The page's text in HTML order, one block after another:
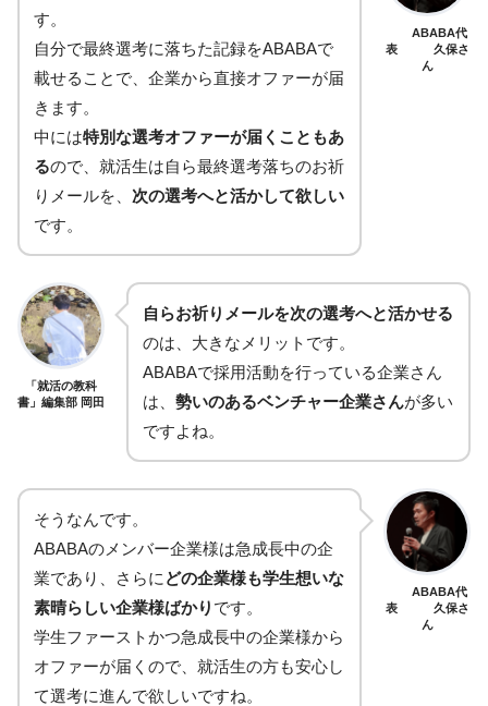
す。
自分で最終選考に落ちた記録をABABAで
載せることで、企業から直接オファーが届
きます。
中には特別な選考オファーが届くこともあ
るので、就活生は自ら最終選考落ちのお祈
りメールを、 次の選考へと活かして欲しい
です。
ABABA代
表 久保さ
ん
「就活の教科
書」編集部 岡田
自らお祈りメールを次の選考へと活かせる
のは、大きなメリットです。
ABABAで採用活動を行っている企業さん
は、 勢いのあるベンチャー企業さんが多い
ですよね。
そうなんです。
ABABAのメンバー企業様は急成長中の企
業であり、さらに どの企業様も学生想いな
素晴らしい企業様ばかり です。
学生ファーストかつ急成長中の企業様から
オファーが届くので、就活生の方も安心し
て選考に進んで欲しいですね。
ABABA代
表 久保さ
ん